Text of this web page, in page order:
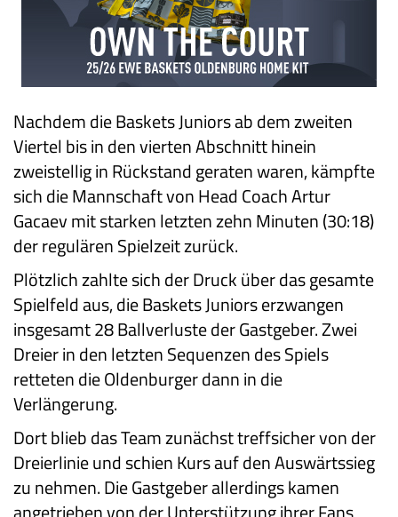
Nachdem die Baskets Juniors ab dem zweiten
Viertel bis in den vierten Abschnitt hinein
zweistellig in Rückstand geraten waren, kämpfte
sich die Mannschaft von Head Coach Artur
Gacaev mit starken letzten zehn Minuten (30:18)
der regulären Spielzeit zurück.
Plötzlich zahlte sich der Druck über das gesamte
Spielfeld aus, die Baskets Juniors erzwangen
insgesamt 28 Ballverluste der Gastgeber. Zwei
Dreier in den letzten Sequenzen des Spiels
retteten die Oldenburger dann in die
Verlängerung.
Dort blieb das Team zunächst treffsicher von der
Dreierlinie und schien Kurs auf den Auswärtssieg
zu nehmen. Die Gastgeber allerdings kamen